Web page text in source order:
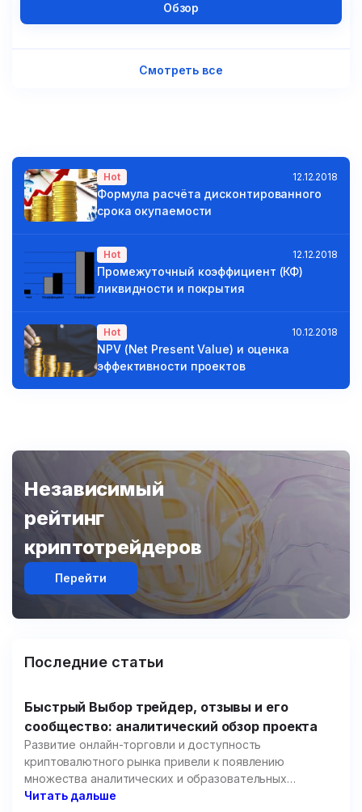
Обзор
Смотреть все
Hot 12.12.2018
Формула расчёта дисконтированного
срока окупаемости
Hot 12.12.2018
Промежуточный коэффициент (КФ)
ликвидности и покрытия
Hot 10.12.2018
NPV (Net Present Value) и оценка
эффективности проектов
Независимый
рейтинг
криптотрейдеров
Перейти
Последние статьи
Быстрый Выбор трейдер, отзывы и его
сообщество: аналитический обзор проекта
Развитие онлайн-торговли и доступность
криптовалютного рынка привели к появлению
множества аналитических и образовательных
площадок.
Читать дальше